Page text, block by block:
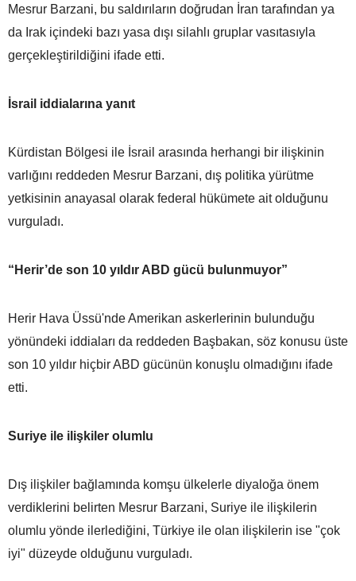
Mesrur Barzani, bu saldırıların doğrudan İran tarafından ya
da Irak içindeki bazı yasa dışı silahlı gruplar vasıtasıyla
gerçekleştirildiğini ifade etti.
İsrail iddialarına yanıt
Kürdistan Bölgesi ile İsrail arasında herhangi bir ilişkinin
varlığını reddeden Mesrur Barzani, dış politika yürütme
yetkisinin anayasal olarak federal hükümete ait olduğunu
vurguladı.
“Herir’de son 10 yıldır ABD gücü bulunmuyor”
Herir Hava Üssü'nde Amerikan askerlerinin bulunduğu
yönündeki iddiaları da reddeden Başbakan, söz konusu üste
son 10 yıldır hiçbir ABD gücünün konuşlu olmadığını ifade
etti.
Suriye ile ilişkiler olumlu
Dış ilişkiler bağlamında komşu ülkelerle diyaloğa önem
verdiklerini belirten Mesrur Barzani, Suriye ile ilişkilerin
olumlu yönde ilerlediğini, Türkiye ile olan ilişkilerin ise "çok
iyi" düzeyde olduğunu vurguladı.